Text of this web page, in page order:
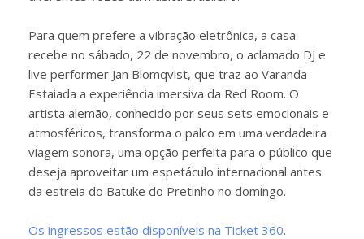
Para quem prefere a vibração eletrônica, a casa
recebe no sábado, 22 de novembro, o aclamado DJ e
live performer Jan Blomqvist, que traz ao Varanda
Estaiada a experiência imersiva da Red Room. O
artista alemão, conhecido por seus sets emocionais e
atmosféricos, transforma o palco em uma verdadeira
viagem sonora, uma opção perfeita para o público que
deseja aproveitar um espetáculo internacional antes
da estreia do Batuke do Pretinho no domingo.
Os ingressos estão disponíveis na Ticket 360.